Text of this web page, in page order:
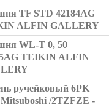
TF STD 42184AG
ALFIN GALLERY
WL-T 0, 50
TEIKIN ALFIN
ручейковый 6PK
Mitsuboshi /2TZFZE -